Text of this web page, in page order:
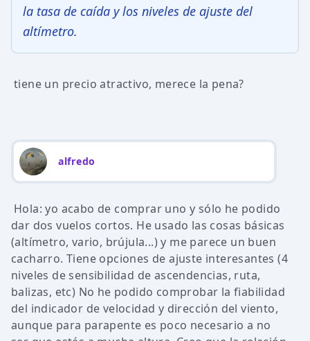
la tasa de caída y los niveles de ajuste del
altímetro.
tiene un precio atractivo, merece la pena?
alfredo
Hola: yo acabo de comprar uno y sólo he podido
dar dos vuelos cortos. He usado las cosas básicas
(altímetro, vario, brújula...) y me parece un buen
cacharro. Tiene opciones de ajuste interesantes (4
niveles de sensibilidad de ascendencias, ruta,
balizas, etc) No he podido comprobar la fiabilidad
del indicador de velocidad y dirección del viento,
aunque para parapente es poco necesario a no